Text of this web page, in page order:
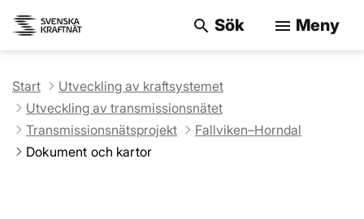
search Sök menu Meny
Start
Utveckling av kraftsystemet
Utveckling av transmissionsnätet
Transmissionsnätsprojekt
Fallviken–Horndal
Dokument och kartor